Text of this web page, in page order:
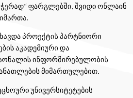
ფარგლებში, შვიდი ონლაინ
პროექტის პარტნიორი
აკადემიური და
ინფორმირებულობის
მიმართულებით.
უნივერსიტეტების